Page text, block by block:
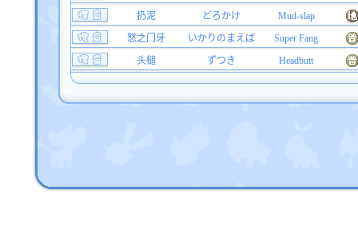
扔泥
どろかけ
Mud-slap
怒之门牙
いかりのまえば
Super Fang
头槌
ずつき Headbutt